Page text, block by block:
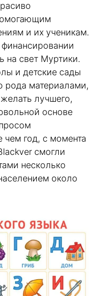
и их ученикам.
на свет Муртики.
и детские сады
рода материалами,
лучшего,
основе
чем год, с момента
смогли
несколько
около